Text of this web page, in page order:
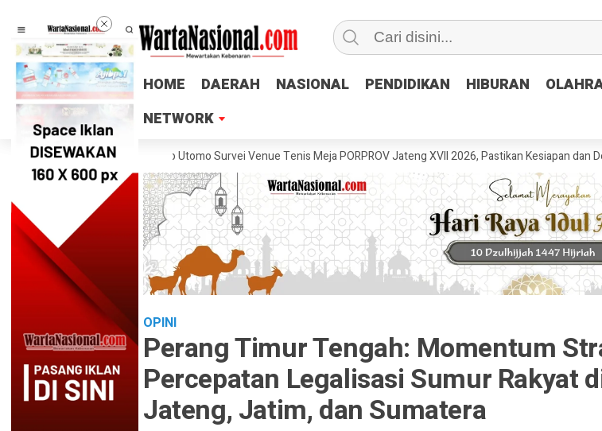
HOME DAERAH NASIONAL PENDIDIKAN HIBURAN
NETWORK
HOME DAERAH NASIONAL PENDIDIKAN HIBURAN
NETWORK
Lukas Arry Dwiko Utomo Survei Venue Tenis Meja PORPROV Jateng XVII 2026, Pastikan Kesiapan dan Dorong
OPINI
Perang Timur Tengah: Momentum
Percepatan Legalisasi Sumur Rakyat
Jateng, Jatim, dan Sumatera